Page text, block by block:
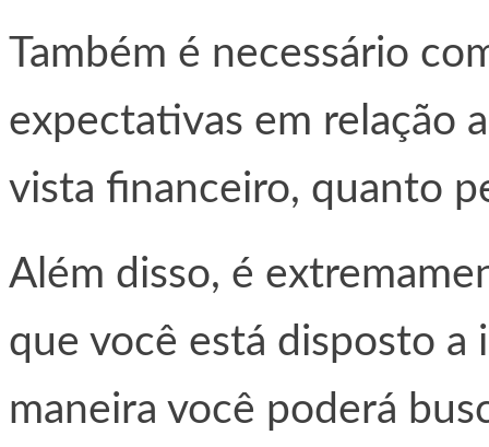
Também é necessário
expectativas em relação
vista financeiro, quanto
Além disso, é
que você está disposto a
maneira você poderá